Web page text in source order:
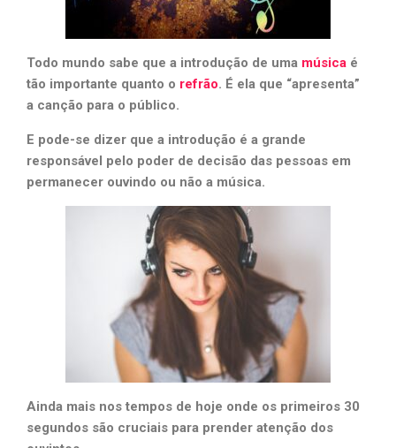
Todo mundo sabe que a introdução de uma música é
tão importante quanto o refrão. É ela que “apresenta”
a canção para o público.
E pode-se dizer que a introdução é a grande
responsável pelo poder de decisão das pessoas em
permanecer ouvindo ou não a música.
Ainda mais nos tempos de hoje onde os primeiros 30
segundos são cruciais para prender atenção dos